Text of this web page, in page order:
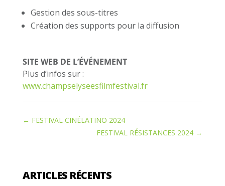
Gestion des sous-titres
Création des supports pour la diffusion
SITE WEB DE L’ÉVÉNEMENT
Plus d’infos sur :
www.champselyseesfilmfestival.fr
← FESTIVAL CINÉLATINO 2024
FESTIVAL RÉSISTANCES 2024 →
ARTICLES RÉCENTS